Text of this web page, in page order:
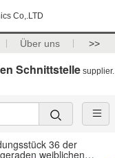
Co,.LTD
Über uns >>
Schnittstelle supplier.
36 der
weiblichen